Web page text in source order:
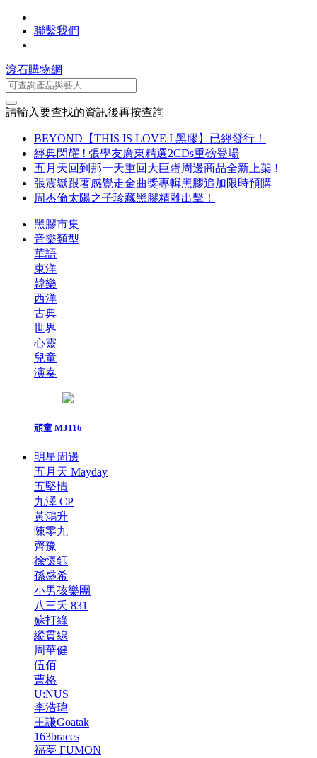
聯繫我們
滾石購物網
請輸入要查找的資訊後再按查詢
BEYOND【THIS IS LOVE I 黑膠】已經發行！
經典閃耀 ! 張學友廣東精選2CDs重磅登場
五月天回到那一天重回大巨蛋周邊商品全新上架 !
張震嶽跟著感覺走金曲獎專輯黑膠追加限時預購
周杰倫太陽之子珍藏黑膠精雕出擊！
黑膠市集
音樂類型
華語
東洋
韓樂
西洋
古典
世界
心靈
兒童
演奏
頑童 MJ116
明星周邊
五月天 Mayday
五堅情
九澤 CP
黃鴻升
陳零九
齊豫
徐懷鈺
孫盛希
小男孩樂團
八三夭 831
蘇打綠
縱貫線
周華健
伍佰
曹格
U:NUS
李浩瑋
王謙Goatak
163braces
福夢 FUMON